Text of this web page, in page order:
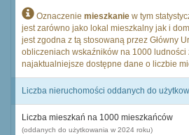
Oznaczenie mieszkanie w tym
jest zarówno jako lokal mieszkalny jak i
jest zgodna z tą stosowaną przez Główny
obliczeniach wskaźników na 1000 ludności
najaktualniejsze dostępne dane o liczbie
Liczba nieruchomości oddanych do
Liczba mieszkań na 1000 mieszkańców
(oddanych do użytkowania w 2024 roku)